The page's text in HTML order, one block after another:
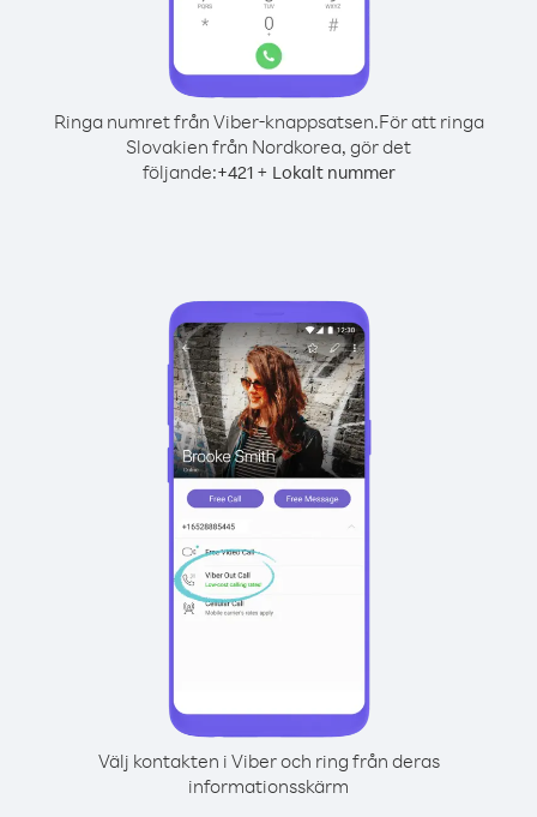
Ringa numret från Viber-knappsatsen.För att ringa
Slovakien från Nordkorea, gör det
följande:+421+ Lokalt nummer
Välj kontakten i Viber och ring från deras
informationsskärm